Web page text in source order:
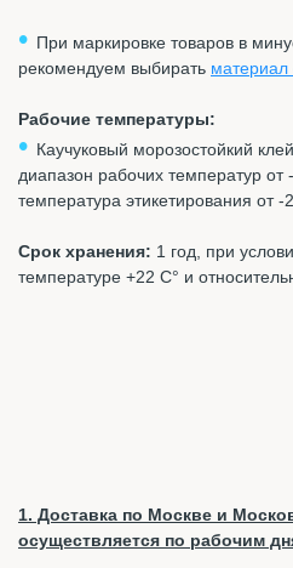
• При маркировке товаров в
рекомендуем выбирать материал
Рабочие температуры:
• Каучуковый морозостойкий
диапазон рабочих температур от
температура этикетирования от -
Срок хранения: 1 год, при
температуре +22 С° и
1. Доставка по Москве и
осуществляется по рабочим